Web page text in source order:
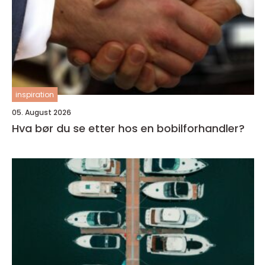
inspiration
05. August 2026
Hva bør du se etter hos en bobilforhandler?